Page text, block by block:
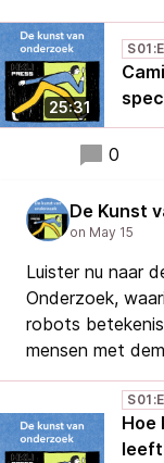
25:31
0
Luister nu naar
Onderzoek,
robots
mensen met
Hoe